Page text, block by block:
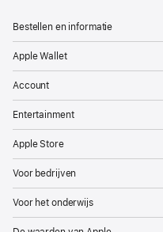
Bestellen en informatie
Apple Wallet
Account
Entertainment
Apple Store
Voor bedrijven
Voor het onderwijs